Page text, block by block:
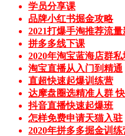
学员分享课
品牌小红书掘金攻略
2021打爆手淘推荐流
拼多多线下课
2020年淘宝蓝海店群
淘宝直播从入门到精通
直超快速起爆训练营
达摩盘圈选精准人群
抖音直播快速起爆班
怎样免费申请天猫入驻
2020年拼多多掘金训练